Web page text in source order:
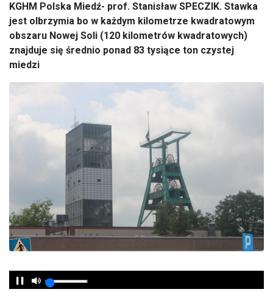
KGHM Polska Miedź- prof. Stanisław SPECZIK. Stawka
jest olbrzymia bo w każdym kilometrze kwadratowym
obszaru Nowej Soli (120 kilometrów kwadratowych)
znajduje się średnio ponad 83 tysiące ton czystej
miedzi